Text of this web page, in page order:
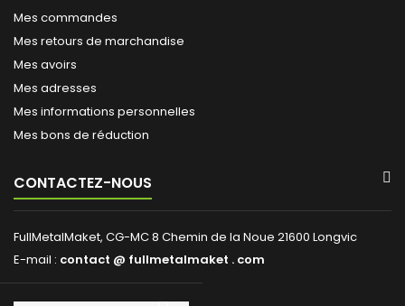
Mes commandes
Mes retours de marchandise
Mes avoirs
Mes adresses
Mes informations personnelles
Mes bons de réduction
CONTACTEZ-NOUS
FullMetalMaket, CG-MC 8 Chemin de la Noue 21600 Longvic
E-mail : contact @ fullmetalmaket . com